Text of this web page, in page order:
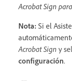
Acrobat Sign
Nota: Si el
Acrobat Sign y
configuración.